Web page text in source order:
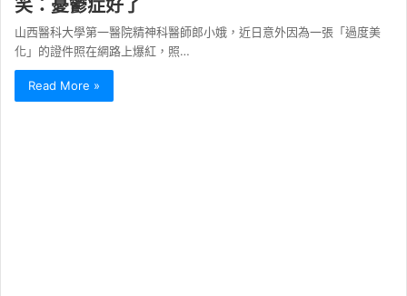
笑：憂鬱症好了
山西醫科大學第一醫院精神科醫師郎小娥，近日意外因為一張「過度美
化」的證件照在網路上爆紅，照…
Read More »